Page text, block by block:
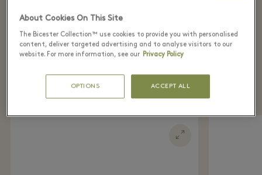
Recently seen in the
boutique
About Cookies On This Site
The Bicester Collection™ use cookies to provide you with personalised
content, deliver targeted advertising and to analyse visitors to our
website. For more information, see our Privacy Policy
OPTIONS ACCEPT ALL